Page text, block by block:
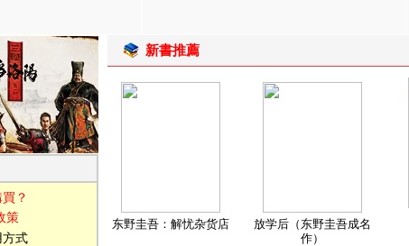
？
策
方式
新書推薦
东野圭吾：解忧杂货店
放学后（东野圭吾成名
作）